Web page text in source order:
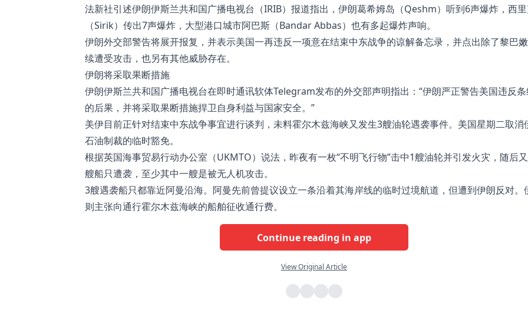
法新社引述伊朗伊斯兰共和国广播电视台（IRIB）报道指出，伊朗葛希姆岛（Qeshm）听到6声爆炸，西
（Sirik）传出7声爆炸，大型港口城市阿巴斯（Bandar Abbas）也有多起爆炸声响。
伊朗外交部警告将展开报复，并表示美国一再违反一项意在结束中东战争的谅解备忘录，并点出除了黎巴
续遭受攻击，也另有其他威胁存在。
伊朗将采取果断措施
伊朗伊斯兰共和国广播电视台在即时通讯软体Telegram发布的外交部声明指出：“伊朗严正警告美国违反
的后果，并将采取果断措施捍卫自身利益与国家安全。”
美伊目前正针对结束中东战争事宜进行谈判，未料霍尔木兹海峡又发生3艘油轮遇袭事件。美国星期二取消
石油制裁的临时豁免。
根据英国海事贸易行动办公室（UKMTO）说法，昨夜有一枚“不明飞行物”击中1艘油轮并引发火灾，随后
艘船只遭袭，至少其中一艘是被无人机攻击。
3艘遇袭船只都靠近阿曼沿海。阿曼先前曾提议设立一条沿着其海岸线的临时过境航道，但遭到伊朗反对。
则主张向通行霍尔木兹海峡的船舶征收通行费。
Continue reading in app
View Original Article